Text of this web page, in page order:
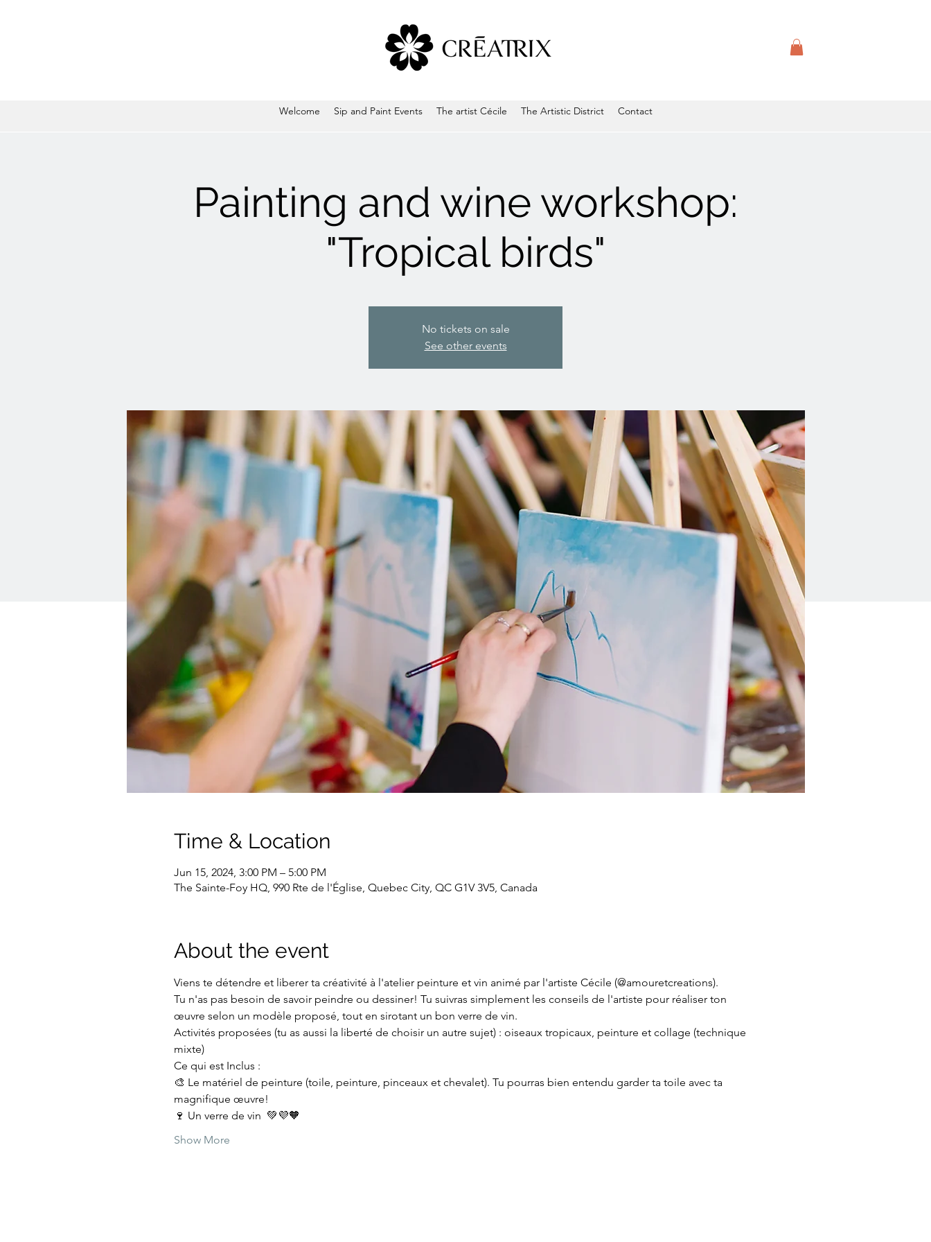
Welcome Sip and Paint Events The artist Cécile The Artistic District Contact
Painting and wine workshop:
"Tropical birds"
No tickets on sale
See other events
Time & Location
Jun 15, 2024, 3:00 PM – 5:00 PM
The Sainte-Foy HQ, 990 Rte de l'Église, Quebec City, QC G1V 3V5, Canada
About the event
Viens te détendre et liberer ta créativité à l'atelier peinture et vin animé par l'artiste Cécile (@amouretcreations).
Tu n'as pas besoin de savoir peindre ou dessiner! Tu suivras simplement les conseils de l'artiste pour réaliser ton
œuvre selon un modèle proposé, tout en sirotant un bon verre de vin.
Activités proposées (tu as aussi la liberté de choisir un autre sujet) : oiseaux tropicaux, peinture et collage (technique
mixte)
Ce qui est Inclus :
🎨 Le matériel de peinture (toile, peinture, pinceaux et chevalet). Tu pourras bien entendu garder ta toile avec ta
magnifique œuvre!
🍷 Un verre de vin  💚💜🧡
Show More